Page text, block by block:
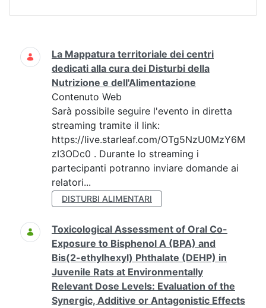
Ricerca
La Mappatura territoriale dei centri
dedicati alla cura dei Disturbi della
Nutrizione e dell'Alimentazione
Contenuto Web
Sarà possibile seguire l'evento in diretta
streaming tramite il link:
https://live.starleaf.com/OTg5NzU0MzY6M
zI3ODc0 . Durante lo streaming i
partecipanti potranno inviare domande ai
relatori...
DISTURBI ALIMENTARI
Toxicological Assessment of Oral Co-
Exposure to Bisphenol A (BPA) and
Bis(2-ethylhexyl) Phthalate (DEHP) in
Juvenile Rats at Environmentally
Relevant Dose Levels: Evaluation of the
Synergic, Additive or Antagonistic Effects